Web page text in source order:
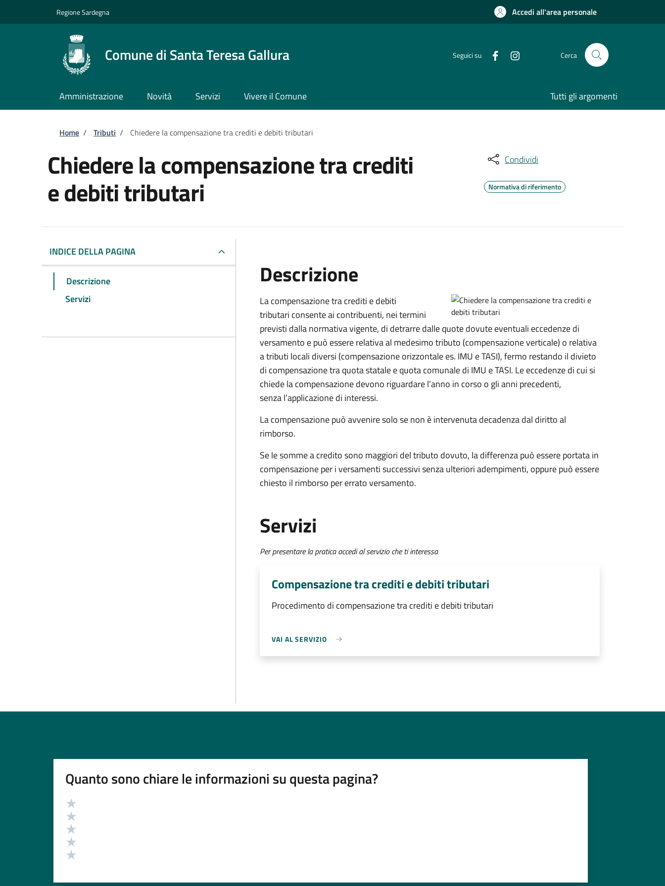
Regione Sardegna Accedi all'area personale
Comune di Santa Teresa Gallura Seguici su Cerca
Amministrazione Novità Servizi Vivere il Comune Tutti gli argomenti
Briciole di pane
Home / Tributi / Chiedere la compensazione tra crediti e debiti tributari
Chiedere la compensazione tra crediti
e debiti tributari
Condividi
Normativa di riferimento
INDICE DELLA PAGINA
Descrizione
Servizi
Descrizione
La compensazione tra crediti e debiti
tributari consente ai contribuenti, nei termini
previsti dalla normativa vigente, di detrarre dalle quote dovute eventuali eccedenze di
versamento e può essere relativa al medesimo tributo (compensazione verticale) o relativa
a tributi locali diversi (compensazione orizzontale es. IMU e TASI), fermo restando il divieto
di compensazione tra quota statale e quota comunale di IMU e TASI. Le eccedenze di cui si
chiede la compensazione devono riguardare l’anno in corso o gli anni precedenti,
senza l’applicazione di interessi.
La compensazione può avvenire solo se non è intervenuta decadenza dal diritto al
rimborso.
Se le somme a credito sono maggiori del tributo dovuto, la differenza può essere portata in
compensazione per i versamenti successivi senza ulteriori adempimenti, oppure può essere
chiesto il rimborso per errato versamento.
Servizi
Per presentare la pratica accedi al servizio che ti interessa
Compensazione tra crediti e debiti tributari
Procedimento di compensazione tra crediti e debiti tributari
VAI AL SERVIZIO
Quanto sono chiare le informazioni su questa pagina?
Valutazione